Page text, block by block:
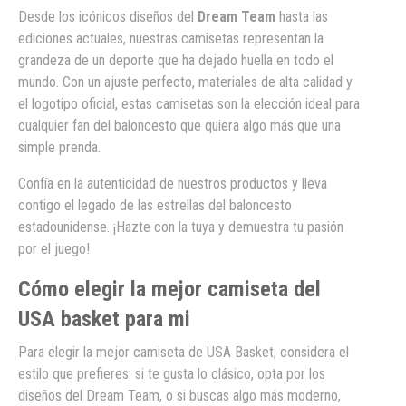
Desde los icónicos diseños del Dream Team hasta las
ediciones actuales, nuestras camisetas representan la
grandeza de un deporte que ha dejado huella en todo el
mundo. Con un ajuste perfecto, materiales de alta calidad y
el logotipo oficial, estas camisetas son la elección ideal para
cualquier fan del baloncesto que quiera algo más que una
simple prenda.
Confía en la autenticidad de nuestros productos y lleva
contigo el legado de las estrellas del baloncesto
estadounidense. ¡Hazte con la tuya y demuestra tu pasión
por el juego!
Cómo elegir la mejor camiseta del
USA basket para mi
Para elegir la mejor camiseta de USA Basket, considera el
estilo que prefieres: si te gusta lo clásico, opta por los
diseños del Dream Team, o si buscas algo más moderno,